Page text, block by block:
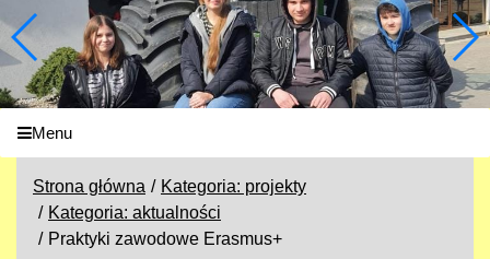
Menu
Strona główna
Kategoria: projekty
Kategoria: aktualności
Praktyki zawodowe Erasmus+